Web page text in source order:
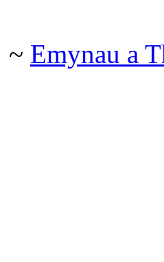
~ Emynau a